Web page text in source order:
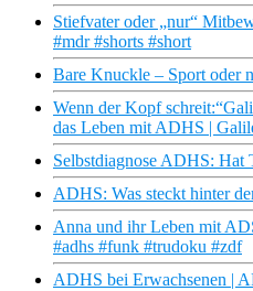
Stiefvater oder „nur“
#mdr #shorts #short
Bare Knuckle – Sport oder
Wenn der Kopf
das Leben mit ADHS |
Selbstdiagnose ADHS: Hat
ADHS: Was steckt hinter
Anna und ihr Leben mit
#adhs #funk #trudoku #zdf
ADHS bei Erwachsenen |